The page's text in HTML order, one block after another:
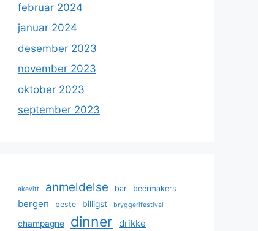
februar 2024
januar 2024
desember 2023
november 2023
oktober 2023
september 2023
akevitt anmeldelse bar beermakers
bergen beste billigst bryggerifestival
champagne dinner drikke